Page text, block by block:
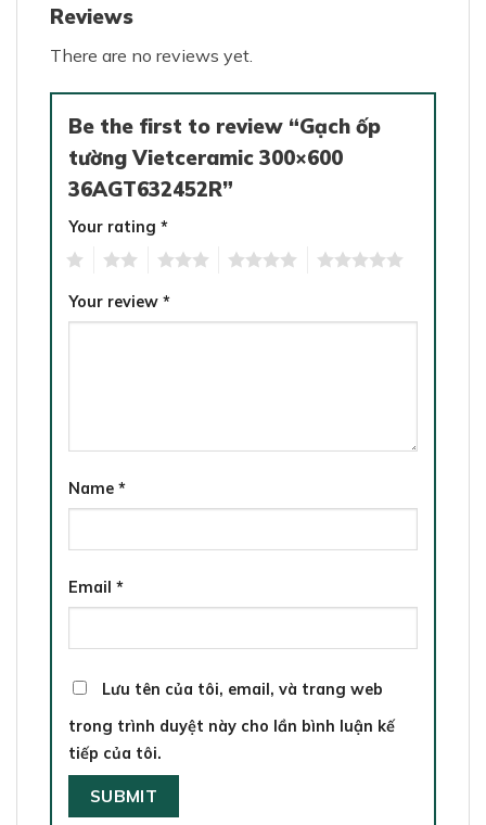
Reviews
There are no reviews yet.
Be the first to review “Gạch ốp
tường Vietceramic 300×600
36AGT632452R”
Your rating *
Your review *
Name *
Email *
Lưu tên của tôi, email, và trang web
trong trình duyệt này cho lần bình luận kế
tiếp của tôi.